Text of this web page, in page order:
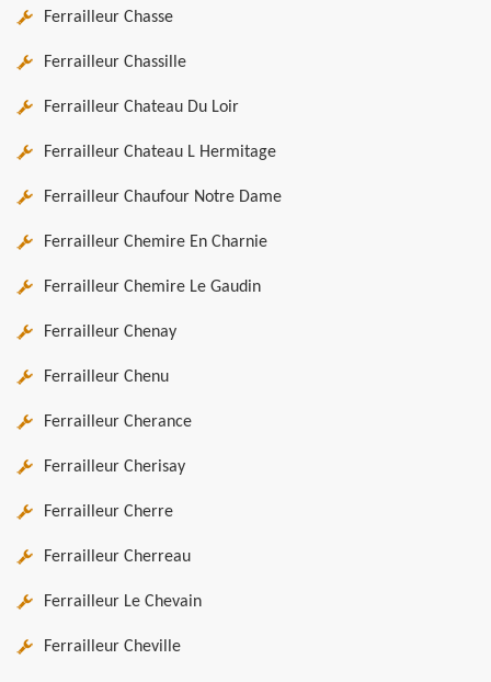
Ferrailleur Chasse
Ferrailleur Chassille
Ferrailleur Chateau Du Loir
Ferrailleur Chateau L Hermitage
Ferrailleur Chaufour Notre Dame
Ferrailleur Chemire En Charnie
Ferrailleur Chemire Le Gaudin
Ferrailleur Chenay
Ferrailleur Chenu
Ferrailleur Cherance
Ferrailleur Cherisay
Ferrailleur Cherre
Ferrailleur Cherreau
Ferrailleur Le Chevain
Ferrailleur Cheville